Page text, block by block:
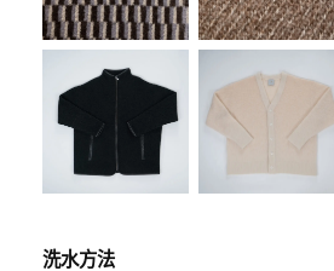
洗水方法